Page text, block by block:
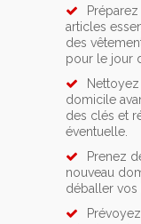
articles
des
pour le jour
domicile
des clés et
éventuelle.
Prenez
nouveau
déballer vos